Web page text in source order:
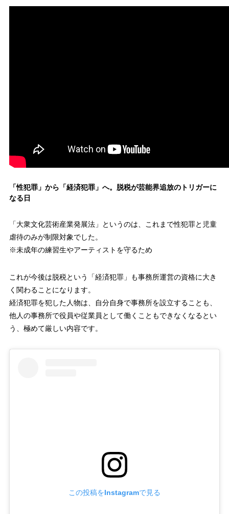
「性犯罪」から「経済犯罪」へ。脱税が芸能界追放のトリガーに
なる日
「大衆文化芸術産業発展法」というのは、これまで性犯罪と児童
虐待のみが制限対象でした。
※未成年の練習生やアーティストを守るため
これが今後は脱税という「経済犯罪」も事務所運営の資格に大き
く関わることになります。
経済犯罪を犯した人物は、自分自身で事務所を設立することも、
他人の事務所で役員や従業員として働くこともできなくなるとい
う、極めて厳しい内容です。
この投稿をInstagramで見る